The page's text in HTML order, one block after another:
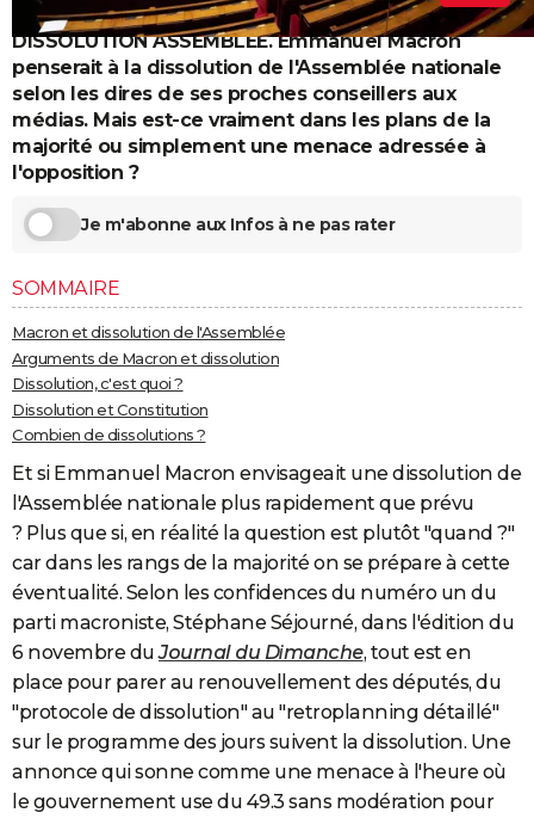
Destinations
City break
Voyage nature
Voyage de noces
Forum
Climat
PHOTO
GUIDES D'ACHAT
BONS PLANS
CARTE DE VOEUX
Carte de Noël
Carte Bonne année
Carte Saint-Valentin
Carte Pâques
Carte d'anniversaire
DICTIONNAIRE
S'inscrire
Se connecter
Lycées
Collèges
Primaires
Universités
Entreprises
Service militaire
Avis de recherche
AVIS DE DÉCÈS
FORUM
DISSOLUTION ASSEMBLEE. Emmanuel Macron
penserait à la dissolution de l'Assemblée nationale
selon les dires de ses proches conseillers aux
médias. Mais est-ce vraiment dans les plans de la
majorité ou simplement une menace adressée à
l'opposition ?
Je m'abonne aux Infos à ne pas rater
SOMMAIRE
Macron et dissolution de l'Assemblée
Arguments de Macron et dissolution
Dissolution, c'est quoi ?
Dissolution et Constitution
Combien de dissolutions ?
Et si Emmanuel Macron envisageait une dissolution de
l'Assemblée nationale plus rapidement que prévu
? Plus que si, en réalité la question est plutôt "quand ?"
car dans les rangs de la majorité on se prépare à cette
éventualité. Selon les confidences du numéro un du
parti macroniste, Stéphane Séjourné, dans l'édition du
6 novembre duJournal du Dimanche, tout est en
place pour parer au renouvellement des députés, du
"protocole de dissolution" au "retroplanning détaillé"
sur le programme des jours suivent la dissolution. Une
annonce qui sonne comme une menace à l'heure où
le gouvernement use du 49.3 sans modération pour